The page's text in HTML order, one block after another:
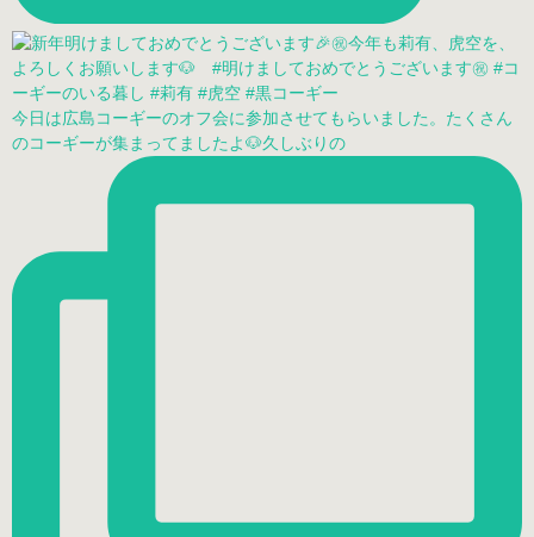
今日は広島コーギーのオフ会に参加させてもらいました。たくさん
のコーギーが集まってましたよ🐶久しぶりの